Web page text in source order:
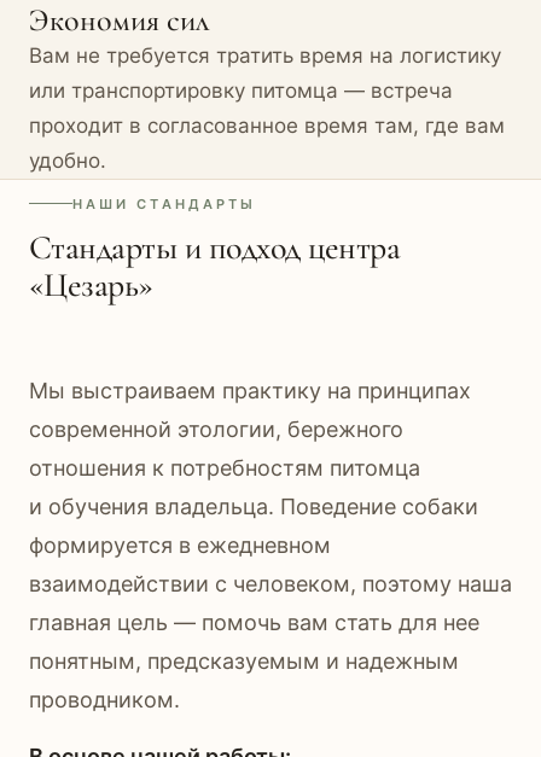
Экономия сил
Вам не требуется тратить время на логистику
или транспортировку питомца — встреча
проходит в согласованное время там, где вам
удобно.
НАШИ СТАНДАРТЫ
Стандарты и подход центра
«Цезарь»
Мы выстраиваем практику на принципах
современной этологии, бережного
отношения к потребностям питомца
и обучения владельца. Поведение собаки
формируется в ежедневном
взаимодействии с человеком, поэтому наша
главная цель — помочь вам стать для нее
понятным, предсказуемым и надежным
проводником.